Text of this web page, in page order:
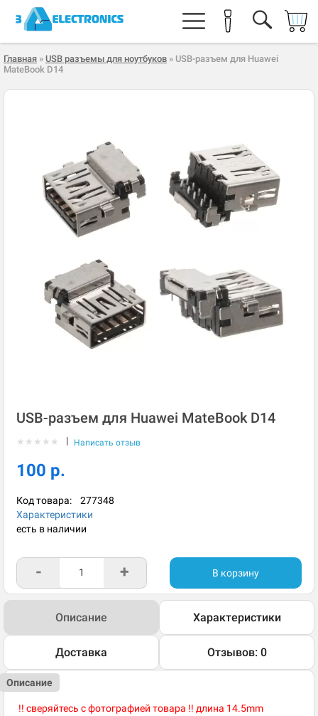
Главная » USB разъемы для ноутбуков » USB-разъем для Huawei
MateBook D14
USB-разъем для Huawei MateBook D14
★ ★ ★ ★ ★ | Написать отзыв
100 р.
Код товара: 277348
Характеристики
есть в наличии
- + В корзину
Описание Характеристики
Доставка Отзывов: 0
Описание
!! сверяйтесь с фотографией товара !! длина 14.5mm